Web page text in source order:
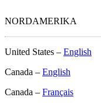
NORDAMERIKA
United States – English
Canada – English
Canada – Français